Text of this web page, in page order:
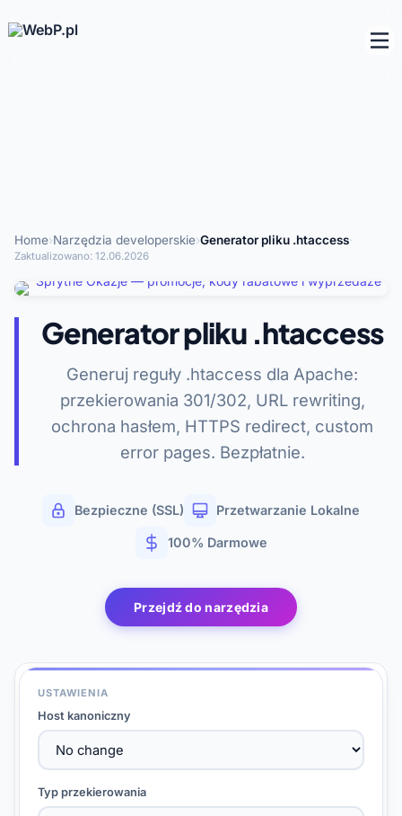
Home›Narzędzia developerskie›Generator pliku .htaccess·
Zaktualizowano: 12.06.2026
Generator pliku .htaccess
Generuj reguły .htaccess dla Apache:
przekierowania 301/302, URL rewriting,
ochrona hasłem, HTTPS redirect, custom
error pages. Bezpłatnie.
Bezpieczne (SSL) Przetwarzanie Lokalne
100% Darmowe
Przejdź do narzędzia
USTAWIENIA
Host kanoniczny
Typ przekierowania